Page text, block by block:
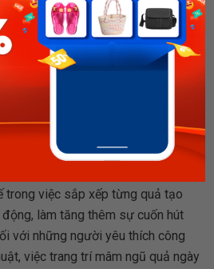
hấp dẫn
không chỉ thu hút người ta bởi sự
trong việc sắp xếp từng quả tạo
làm tăng thêm sự cuốn hút
với những người yêu thích công
việc trang trí mâm ngũ quả ngày